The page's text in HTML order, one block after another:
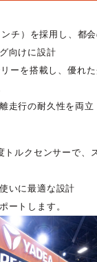
チ）を採用し、都
向けに設計
ーを搭載し、優れ
走行の耐久性を両立
トルクセンサーで、
いに最適な設計
ートします。